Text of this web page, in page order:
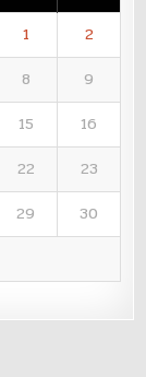
1
2
8
9
15
16
22
23
29
30